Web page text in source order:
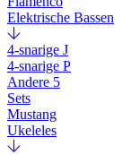
Elektrische Bassen
4-snarige J
4-snarige P
Andere 5
Sets
Mustang
Ukeleles